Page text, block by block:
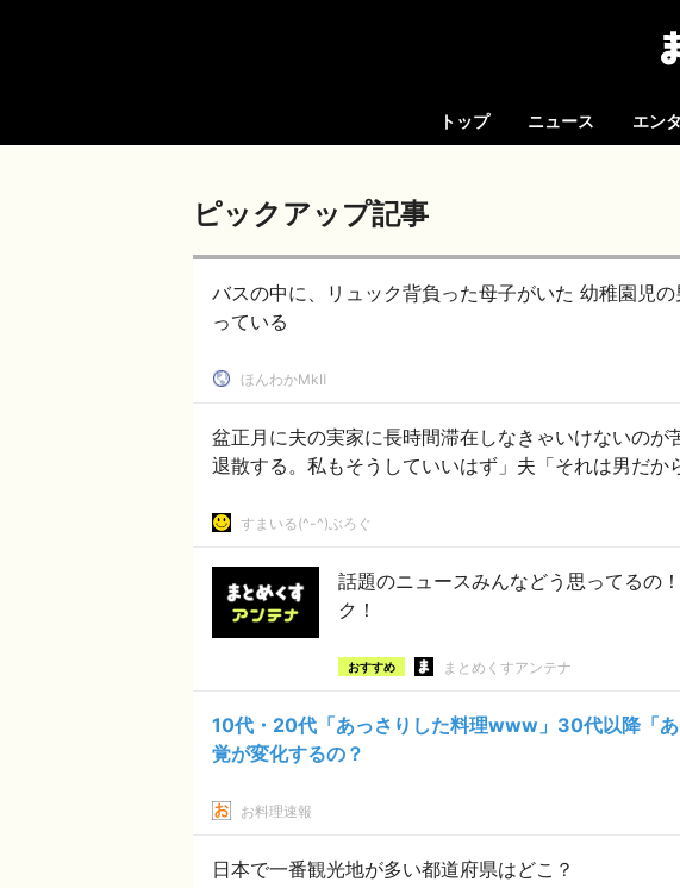
トップ ニュース エン
ピックアップ記事
バスの中に、リュック背負った母子がいた 幼稚園児
っている
ほんわかMkⅡ
盆正月に夫の実家に長時間滞在しなきゃいけないのが
退散する。私もそうしていいはず」夫「それは男だか
すまいる(^-^)ぶろぐ
話題のニュースみんなどう思ってるの
ク！
おすすめ まとめくすアンテナ
10代・20代「あっさりした料理www」30代以降「
覚が変化するの？
お料理速報
日本で一番観光地が多い都道府県はどこ？